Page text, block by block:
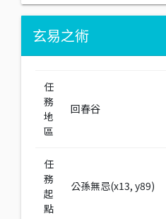
玄易之術
任
務
地
區
回春谷
任
務
起
點
公孫無忌(x13, y89)